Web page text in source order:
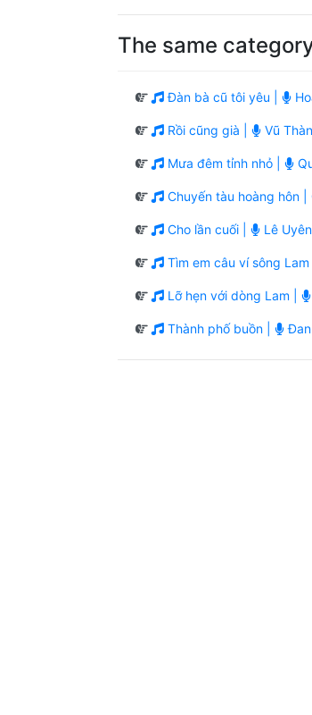
The same
Đàn bà cũ tôi yêu |
Rồi cũng già | Vũ
Mưa đêm tỉnh nhỏ |
Chuyến tàu hoàng hôn |
Cho lần cuối | Lê
Tìm em câu ví sông Lam
Lỡ hẹn với dòng Lam |
Thành phố buồn | Đan